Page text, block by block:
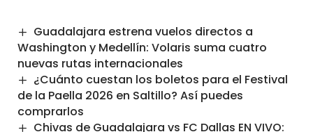
Guadalajara estrena vuelos directos a
Washington y Medellín: Volaris suma cuatro
nuevas rutas internacionales
¿Cuánto cuestan los boletos para el Festival
de la Paella 2026 en Saltillo? Así puedes
comprarlos
Chivas de Guadalajara vs FC Dallas EN VIVO: